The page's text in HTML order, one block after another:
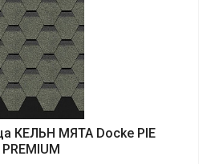
КЕЛЬН МЯТА Docke PIE
PREMIUM